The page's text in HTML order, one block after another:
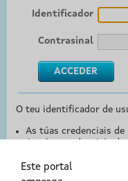
Identificador
Contrasinal
O teu identificador de
As túas credenciais de
O teu DNI ou o teu NIE.
Este portal